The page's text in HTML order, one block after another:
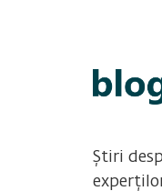
Știri